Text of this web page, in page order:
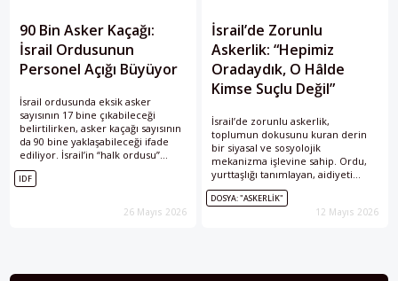
90 Bin Asker Kaçağı:
İsrail Ordusunun
Personel Açığı Büyüyor
İsrail ordusunda eksik asker
sayısının 17 bine çıkabileceği
belirtilirken, asker kaçağı sayısının
da 90 bine yaklaşabileceği ifade
ediliyor. İsrail’in “halk ordusu”
doktrinini sınayan kriz, Haredi
muafiyeti ve zorunlu hizmet süresi
IDF
26 Mayıs 2026
İsrail’de Zorunlu
Askerlik: “Hepimiz
Oradaydık, O Hâlde
Kimse Suçlu Değil”
İsrail’de zorunlu askerlik,
toplumun dokusunu kuran derin
bir siyasal ve sosyolojik
mekanizma işlevine sahip. Ordu,
yurttaşlığı tanımlayan, aidiyeti
hiyerarşik biçimde dağıtan ve
güvenliği gündelik hayatın
merkezine yerleştiren bir yapı.
DOSYA: "ASKERLIK"
12 Mayıs 2026